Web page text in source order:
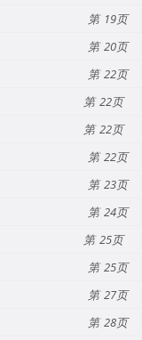
19
20
22
22
22
22
23
24
25
25
27
28